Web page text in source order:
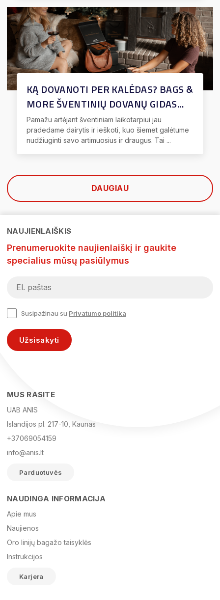
KĄ DOVANOTI PER KALĖDAS? BAGS &
MORE ŠVENTINIŲ DOVANŲ GIDAS...
Pamažu artėjant šventiniam laikotarpiui jau
pradedame dairytis ir ieškoti, kuo šiemet galėtume
nudžiuginti savo artimuosius ir draugus. Tai ...
DAUGIAU
El. paštas
Žinutė
NAUJIENLAIŠKIS
Prenumeruokite naujienlaiškį ir gaukite
specialius mūsų pasiūlymus
Susipažinau su Privatumo politika
Užsisakyti
MUS RASITE
UAB ANIS
Islandijos pl. 217-10, Kaunas
+37069054159
info@anis.lt
Parduotuvės
NAUDINGA INFORMACIJA
Apie mus
Naujienos
Oro linijų bagažo taisyklės
Instrukcijos
Karjera